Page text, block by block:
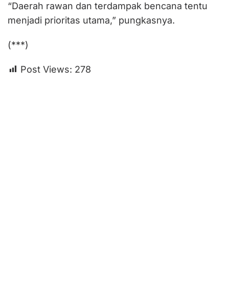
“Daerah rawan dan terdampak bencana tentu
menjadi prioritas utama,” pungkasnya.
(***)
Post Views: 278